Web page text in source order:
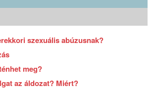
szexuális abúzusnak?
meg?
az áldozat? Miért?